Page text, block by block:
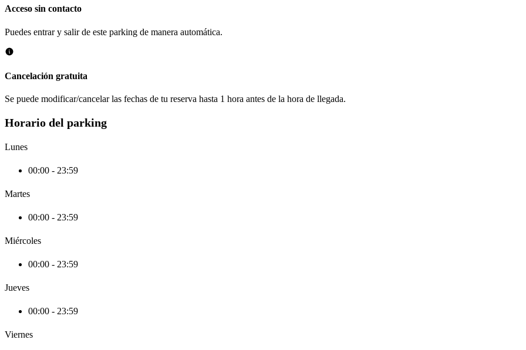
Acceso sin contacto
Puedes entrar y salir de este parking de manera automática.
Cancelación gratuita
Se puede modificar/cancelar las fechas de tu reserva hasta 1 hora antes de la hora de llegada.
Horario del parking
Lunes
00:00 - 23:59
Martes
00:00 - 23:59
Miércoles
00:00 - 23:59
Jueves
00:00 - 23:59
Viernes